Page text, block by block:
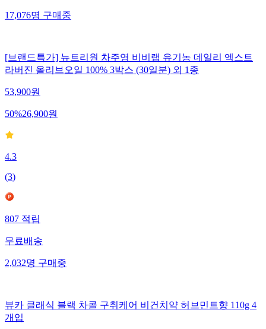
17,076명구매중
[브랜드특가] 뉴트리원 차주영 비비랩 유기농 데일리 엑스트
라버진 올리브오일 100% 3박스 (30일분) 외 1종
53,900원
50%26,900원
4.3
(3)
807적립
무료배송
2,032명구매중
뷰카 클래식 블랙 차콜 구취케어 비건치약 허브민트향 110g 4
개입